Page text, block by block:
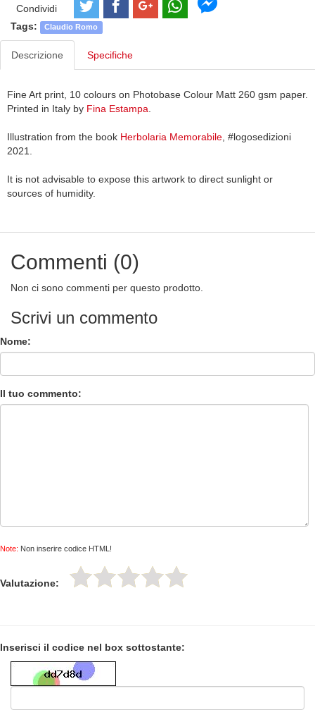
Condividi
Tags:
Claudio Romo
Descrizione Specifiche
Fine Art print, 10 colours on Photobase Colour Matt 260 gsm paper.
Printed in Italy by Fina Estampa.
Illustration from the book Herbolaria Memorabile, #logosedizioni
2021.
It is not advisable to expose this artwork to direct sunlight or
sources of humidity.
Commenti (0)
Non ci sono commenti per questo prodotto.
Scrivi un commento
Nome:
Il tuo commento:
Note: Non inserire codice HTML!
Valutazione:
Inserisci il codice nel box sottostante: